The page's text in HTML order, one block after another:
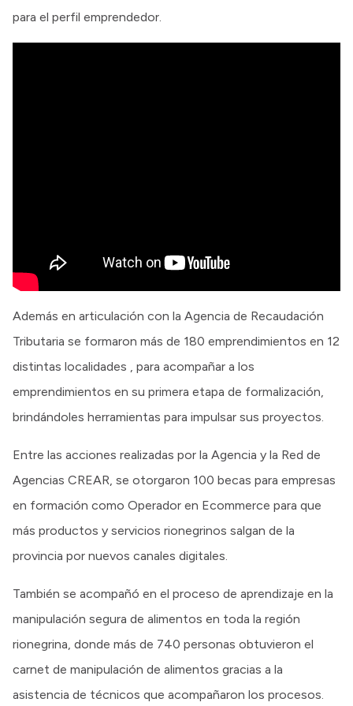
para el perfil emprendedor.
Además en articulación con la Agencia de Recaudación
Tributaria se formaron más de 180 emprendimientos en 12
distintas localidades , para acompañar a los
emprendimientos en su primera etapa de formalización,
brindándoles herramientas para impulsar sus proyectos.
Entre las acciones realizadas por la Agencia y la Red de
Agencias CREAR, se otorgaron 100 becas para empresas
en formación como Operador en Ecommerce para que
más productos y servicios rionegrinos salgan de la
provincia por nuevos canales digitales.
También se acompañó en el proceso de aprendizaje en la
manipulación segura de alimentos en toda la región
rionegrina, donde más de 740 personas obtuvieron el
carnet de manipulación de alimentos gracias a la
asistencia de técnicos que acompañaron los procesos.